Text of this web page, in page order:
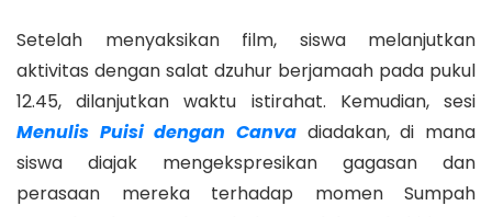
Setelah menyaksikan film, siswa melanjutkan
aktivitas dengan salat dzuhur berjamaah pada pukul
12.45, dilanjutkan waktu istirahat. Kemudian, sesi
Menulis Puisi dengan Canva diadakan, di mana
siswa diajak mengekspresikan gagasan dan
perasaan mereka terhadap momen Sumpah